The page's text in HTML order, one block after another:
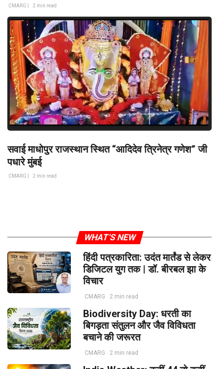
CMARG | 2 min read
सवाई माधोपुर राजस्थान स्थित “आदिदेव त्रिनेत्र गणेश” जी
पधारे मुंबई
CMARG | 2 min read
WHAT'S NEW
हिंदी पत्रकारिता: उदंत मार्तंड से लेकर
डिजिटल युग तक | डॉ. बीरबल झा के
विचार
CMARG 2 min read
Biodiversity Day: धरती का
बिगड़ता संतुलन और जैव विविधता
बचाने की जरूरत
CMARG 2 min read